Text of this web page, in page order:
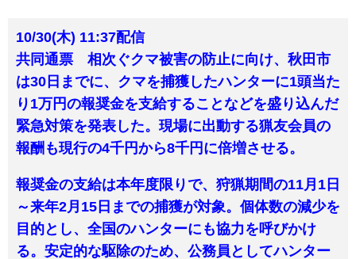
10/30(木) 11:37配信
共同通票 相次ぐクマ被害の防止に向け、秋田市
は30日までに、クマを捕獲したハンターに1頭当た
り1万円の報奨金を支給することなどを盛り込んだ
緊急対策を発表した。現場に出動する猟友会員の
報酬も現行の4千円から8千円に倍増させる。
報奨金の支給は本年度限りで、狩猟期間の11月1日
～来年2月15日までの捕獲が対象。個体数の減少を
目的とし、全国のハンターにも協力を呼びかけ
る。安定的な駆除のため、公務員としてハンター